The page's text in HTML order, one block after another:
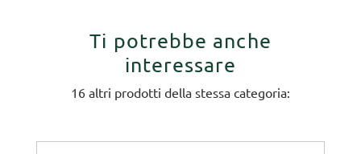
Ti potrebbe anche
interessare
16 altri prodotti della stessa categoria: